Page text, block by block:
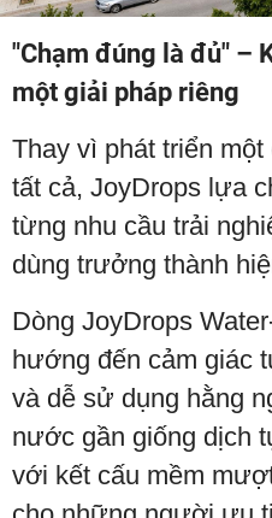
"Chạm đúng là đủ" –
một giải pháp riêng
Thay vì phát triển
tất cả, JoyDrops lựa
từng nhu cầu trải
dùng trưởng thành
Dòng JoyDrops
hướng đến cảm giác
và dễ sử dụng hằng
nước gần giống dịch
với kết cấu mềm